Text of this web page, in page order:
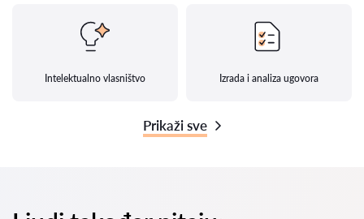
Intelektualno vlasništvo Izrada i analiza ugovora
Prikaži sve